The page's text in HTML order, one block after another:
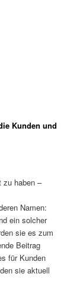
Kunden und
zu haben –
Namen:
ein solcher
sie es zum
Beitrag
für Kunden
sie aktuell